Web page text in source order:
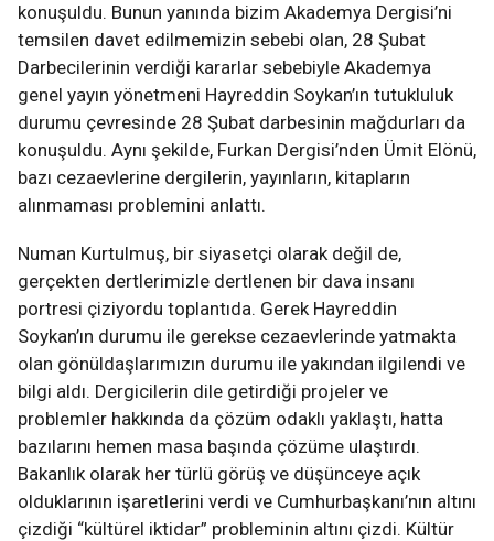
konuşuldu. Bunun yanında bizim Akademya Dergisi’ni
temsilen davet edilmemizin sebebi olan, 28 Şubat
Darbecilerinin verdiği kararlar sebebiyle Akademya
genel yayın yönetmeni Hayreddin Soykan’ın tutukluluk
durumu çevresinde 28 Şubat darbesinin mağdurları da
konuşuldu. Aynı şekilde, Furkan Dergisi’nden Ümit Elönü,
bazı cezaevlerine dergilerin, yayınların, kitapların
alınmaması problemini anlattı.
Numan Kurtulmuş, bir siyasetçi olarak değil de,
gerçekten dertlerimizle dertlenen bir dava insanı
portresi çiziyordu toplantıda. Gerek Hayreddin
Soykan’ın durumu ile gerekse cezaevlerinde yatmakta
olan gönüldaşlarımızın durumu ile yakından ilgilendi ve
bilgi aldı. Dergicilerin dile getirdiği projeler ve
problemler hakkında da çözüm odaklı yaklaştı, hatta
bazılarını hemen masa başında çözüme ulaştırdı.
Bakanlık olarak her türlü görüş ve düşünceye açık
olduklarının işaretlerini verdi ve Cumhurbaşkanı’nın altını
çizdiği “kültürel iktidar” probleminin altını çizdi. Kültür